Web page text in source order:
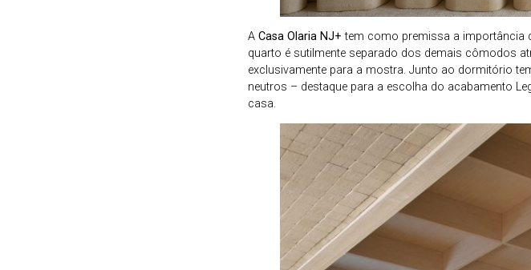
ACasa Olaria NJ+ tem como premissa a importância
quarto é sutilmente separado dos demais cômodos
exclusivamente para a mostra. Junto ao dormitório
neutros – destaque para a escolha do acabamento
casa.